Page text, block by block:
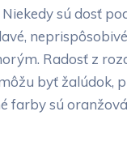
sú dosť
Radosť z
byť žalúdok,
sú